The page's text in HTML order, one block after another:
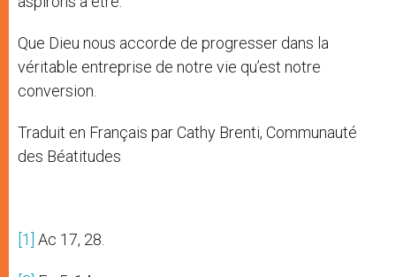
Que Dieu nous accorde de progresser dans la
véritable entreprise de notre vie qu’est notre
conversion.
Traduit en Français par Cathy Brenti, Communauté
des Béatitudes
[1] Ac 17, 28.